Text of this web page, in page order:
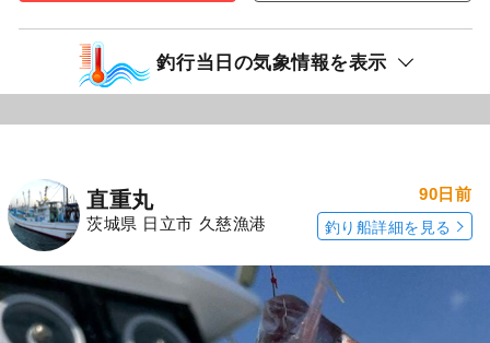
釣行当日の気象情報を表示
直重丸
茨城県 日立市 久慈漁港
90日前
釣り船詳細を見る